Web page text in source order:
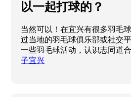
以一起打球的？
当然可以！在宜兴有很多羽毛
过当地的羽毛球俱乐部或社交
一些羽毛球活动，认识志同道
子宜兴